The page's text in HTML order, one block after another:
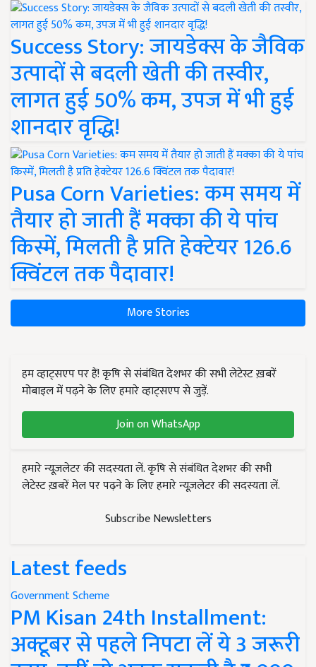
Success Story: जायडेक्स के जैविक
उत्पादों से बदली खेती की तस्वीर,
लागत हुई 50% कम, उपज में भी हुई
शानदार वृद्धि!
Pusa Corn Varieties: कम समय में
तैयार हो जाती हैं मक्का की ये पांच
किस्में, मिलती है प्रति हेक्टेयर 126.6
क्विंटल तक पैदावार!
More Stories
हम व्हाट्सएप पर हैं! कृषि से संबंधित देशभर की सभी लेटेस्ट ख़बरें
मोबाइल में पढ़ने के लिए हमारे व्हाट्सएप से जुड़ें.
Join on WhatsApp
हमारे न्यूज़लेटर की सदस्यता लें. कृषि से संबंधित देशभर की सभी
लेटेस्ट ख़बरें मेल पर पढ़ने के लिए हमारे न्यूज़लेटर की सदस्यता लें.
Subscribe Newsletters
Latest feeds
Government Scheme
PM Kisan 24th Installment:
अक्टूबर से पहले निपटा लें ये 3 जरूरी